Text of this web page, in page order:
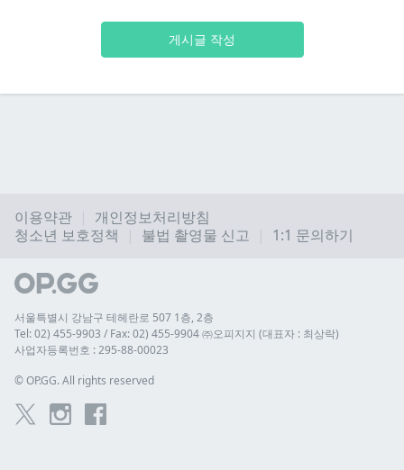
게시글 작성
이용약관
개인정보처리방침
청소년 보호정책
불법 촬영물 신고 1:1 문의하기
서울특별시 강남구 테헤란로 507 1층, 2층
Tel: 02) 455-9903 / Fax: 02) 455-9904 ㈜오피지지 (대표자 : 최상락)
사업자등록번호 : 295-88-00023
© OP.GG. All rights reserved